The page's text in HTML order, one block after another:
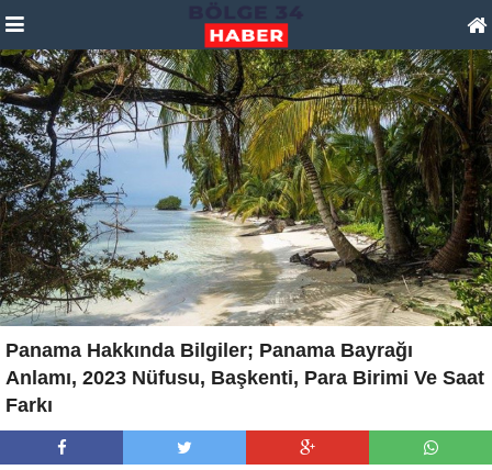
Panama Hakkında Bilgiler; Panama Bayrağı
Anlamı, 2023 Nüfusu, Başkenti, Para Birimi Ve Saat
Farkı